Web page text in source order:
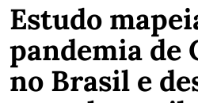
Estudo
pandemia de
no Brasil e